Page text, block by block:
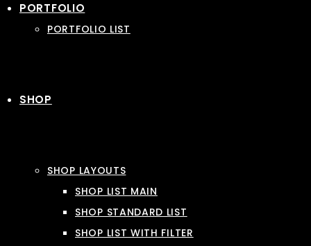
PORTFOLIO
PORTFOLIO LIST
SHOP
SHOP LAYOUTS
SHOP LIST MAIN
SHOP STANDARD LIST
SHOP LIST WITH FILTER